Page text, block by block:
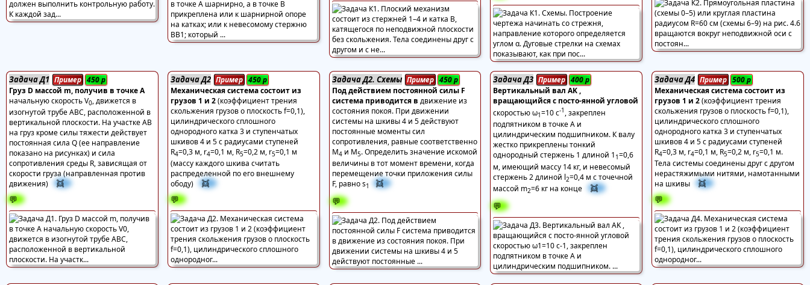
Задача Д1 Пример 450р
Груз D массой m, получив в точке А
начальную скорость V0, движется в
изогнутой трубе АВС, расположенной в
вертикальной плоскости. На участке АВ
на груз кроме силы тяжести действует
постоянная сила Q (ее направление
показано на рисунках) и сила
сопротивления среды R, зависящая от
скорости груза (направленная против
движения)
👯
💬
Задача Д2 Пример 450р
Механическая система состоит из
грузов 1 и 2(коэффициент трения
скольжения грузов о плоскость f=0,1),
цилиндрического сплошного
однородного катка 3 и ступенчатых
шкивов 4 и 5 с радиусами ступеней
R4=0,3 м, r4=0,1 м, R5=0,2 м, r5=0,1 м
(массу каждого шкива считать
распределенной по его внешнему
ободу)
👯
💬
Задача Д2. Схемы Пример 450р
Под действием постоянной силы F
система приводится в движение из
состояния покоя. При движении
системы на шкивы 4 и 5 действуют
постоянные моменты сил
сопротивления, равные соответственно
М4 и М5. Определить значение искомой
величины в тот момент времени, когда
перемещение точки приложения силы
F, равно s1
👯
💬
Задача Д3 Пример 400р
Вертикальный вал AK ,
вращающийся с посто-янной угловой
скоростью ω1=10 с-1 , закреплен
подпятником в точке A и
цилиндрическим подшипником. К валу
жестко прикреплены тонкий
однородный стержень 1 длиной 1 1=0,6
м, имеющий массу 14 кг, и невесомый
стержень 2 длиной l2=0,4 м с точечной
массой m2=6 кг на конце
👯
💬
Задача Д4 Пример 500р
Механическая система состоит из
грузов 1 и 2(коэффициент трения
скольжения грузов о плоскость f=0,1),
цилиндрического сплошного
однородного катка 3 и ступенчатых
шкивов 4 и 5 с радиусами ступеней
R4=0,3 м, r4=0,1 м, R5=0,2 м, r5=0,1 м.
Тела системы соединены друг с другом
нерастяжимыми нитями, намотанными
на шкивы
👯
💬